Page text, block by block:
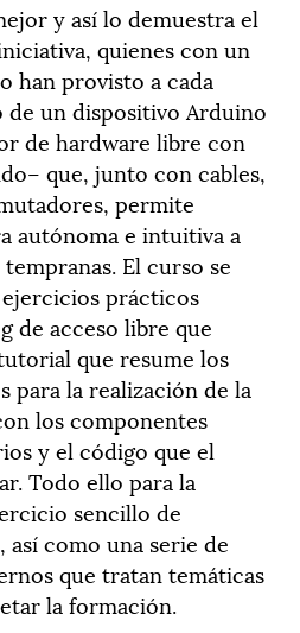
y así lo demuestra el
quienes con un
han provisto a cada
un dispositivo Arduino
de hardware libre con
que, junto con cables,
permite
autónoma e intuitiva a
El curso se
prácticos
de acceso libre que
que resume los
para la realización de la
los componentes
y el código que el
Todo ello para la
sencillo de
como una serie de
que tratan temáticas
la formación.